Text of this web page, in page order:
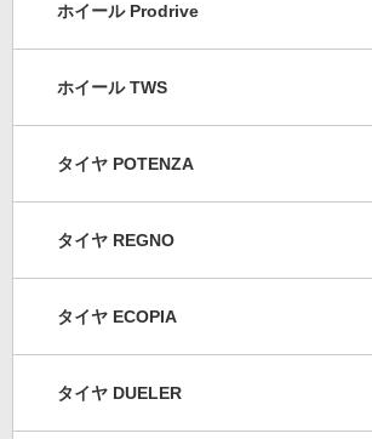
ホイール Prodrive
ホイール TWS
タイヤ POTENZA
タイヤ REGNO
タイヤ ECOPIA
タイヤ DUELER